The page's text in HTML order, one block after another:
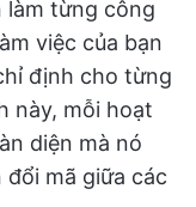
làm từng công
việc của bạn
định cho từng
này, mỗi hoạt
diện mà nó
mã giữa các